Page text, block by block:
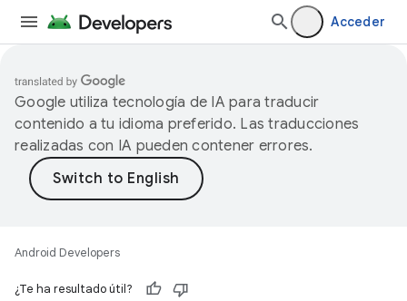
Acceder
Google utiliza tecnología de IA para traducir
contenido a tu idioma preferido. Las traducciones
realizadas con IA pueden contener errores.
Android Developers
¿Te ha resultado útil?